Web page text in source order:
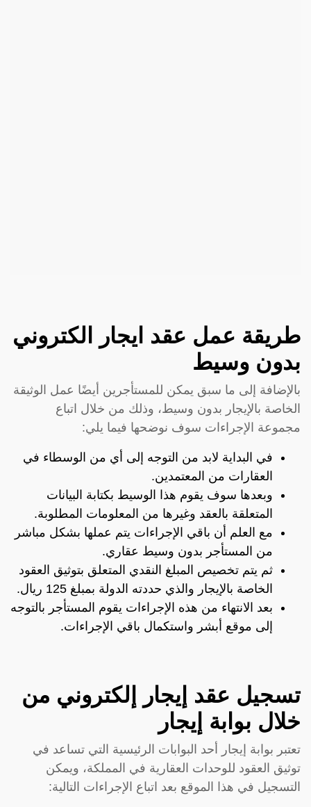
طريقة عمل عقد ايجار الكتروني
بدون وسيط
بالإضافة إلى ما سبق يمكن للمستأجرين أيضًا عمل الوثيقة
الخاصة بالإيجار بدون وسيط، وذلك من خلال اتباع
مجموعة الإجراءات سوف نوضحها فيما يلي:
في البداية لابد من التوجه إلى أي من الوسطاء في
العقارات من المعتمدين.
وبعدها سوف يقوم هذا الوسيط بكتابة البيانات
المتعلقة بالعقد وغيرها من المعلومات المطلوبة.
مع العلم أن باقي الإجراءات يتم عملها بشكل مباشر
من المستأجر بدون وسيط عقاري.
ثم يتم تخصيص المبلغ النقدي المتعلق بتوثيق العقود
الخاصة بالإيجار والذي حددته الدولة بمبلغ 125 ريال.
بعد الانتهاء من هذه الإجراءات يقوم المستأجر بالتوجه
إلى موقع أبشر واستكمال باقي الإجراءات.
تسجيل عقد إيجار إلكتروني من
خلال بوابة إيجار
تعتبر بوابة إيجار أحد البوابات الرئيسية التي تساعد في
توثيق العقود للوحدات العقارية في المملكة، ويمكن
التسجيل في هذا الموقع بعد اتباع الإجراءات التالية: